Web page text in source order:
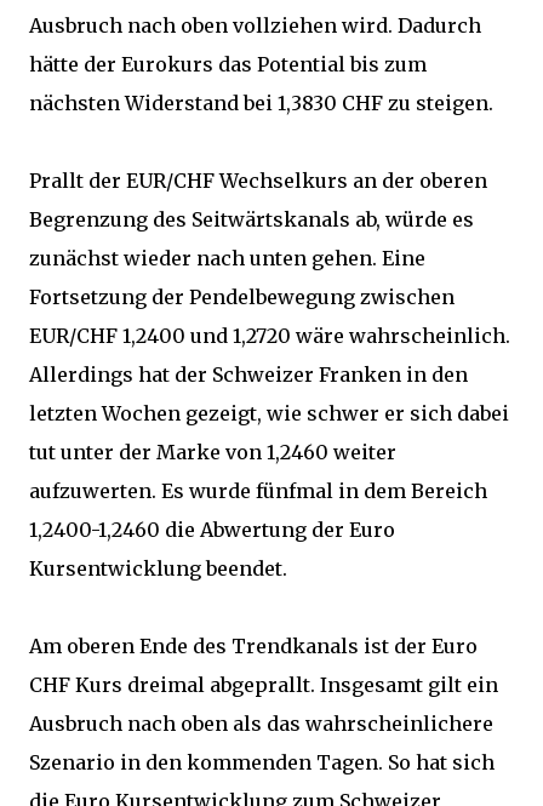
Ausbruch nach oben vollziehen wird. Dadurch
hätte der Eurokurs das Potential bis zum
nächsten Widerstand bei 1,3830 CHF zu steigen.
Prallt der EUR/CHF Wechselkurs an der oberen
Begrenzung des Seitwärtskanals ab, würde es
zunächst wieder nach unten gehen. Eine
Fortsetzung der Pendelbewegung zwischen
EUR/CHF 1,2400 und 1,2720 wäre wahrscheinlich.
Allerdings hat der Schweizer Franken in den
letzten Wochen gezeigt, wie schwer er sich dabei
tut unter der Marke von 1,2460 weiter
aufzuwerten. Es wurde fünfmal in dem Bereich
1,2400-1,2460 die Abwertung der Euro
Kursentwicklung beendet.
Am oberen Ende des Trendkanals ist der Euro
CHF Kurs dreimal abgeprallt. Insgesamt gilt ein
Ausbruch nach oben als das wahrscheinlichere
Szenario in den kommenden Tagen. So hat sich
die Euro Kursentwicklung zum Schweizer